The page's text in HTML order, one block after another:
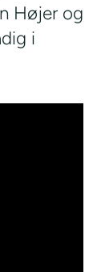
Højer og
i